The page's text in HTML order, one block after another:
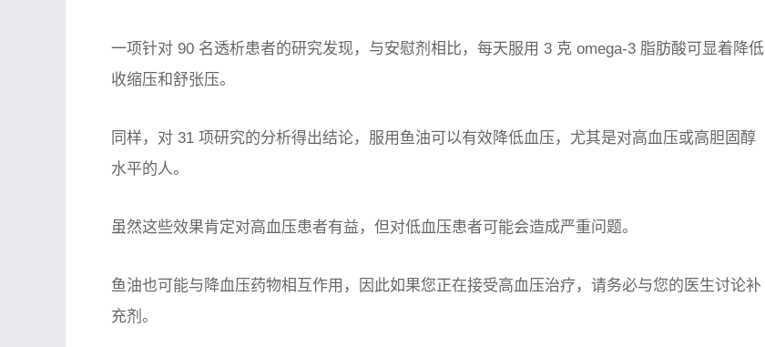
一项针对 90 名透析患者的研究发现，与安慰剂相比，每天服用 3 克 omega-3 脂肪酸可显着降低
收缩压和舒张压。
同样，对 31 项研究的分析得出结论，服用鱼油可以有效降低血压，尤其是对高血压或高胆固醇
水平的人。
虽然这些效果肯定对高血压患者有益，但对低血压患者可能会造成严重问题。
鱼油也可能与降血压药物相互作用，因此如果您正在接受高血压治疗，请务必与您的医生讨论补
充剂。